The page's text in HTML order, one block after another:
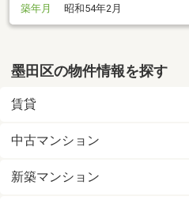
築年月
昭和54年2月
墨田区の物件情報を探す
賃貸
中古マンション
新築マンション